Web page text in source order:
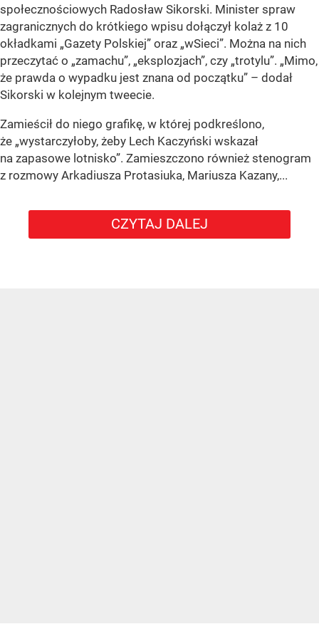
społecznościowych Radosław Sikorski. Minister spraw
zagranicznych do krótkiego wpisu dołączył kolaż z 10
okładkami „Gazety Polskiej” oraz „wSieci”. Można na nich
przeczytać o „zamachu”, „eksplozjach”, czy „trotylu”. „Mimo,
że prawda o wypadku jest znana od początku” – dodał
Sikorski w kolejnym tweecie.
Zamieścił do niego grafikę, w której podkreślono,
że „wystarczyłoby, żeby Lech Kaczyński wskazał
na zapasowe lotnisko”. Zamieszczono również stenogram
z rozmowy Arkadiusza Protasiuka, Mariusza Kazany,...
CZYTAJ DALEJ